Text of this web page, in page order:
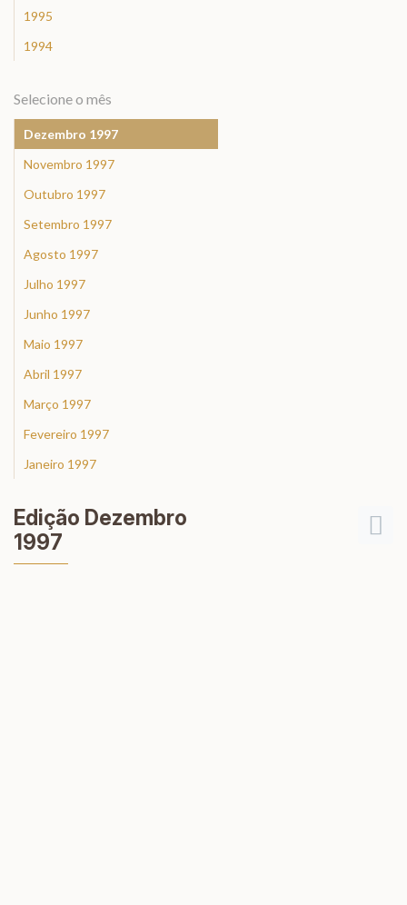
1995
1994
Selecione o mês
Dezembro 1997
Novembro 1997
Outubro 1997
Setembro 1997
Agosto 1997
Julho 1997
Junho 1997
Maio 1997
Abril 1997
Março 1997
Fevereiro 1997
Janeiro 1997
Edição Dezembro
1997